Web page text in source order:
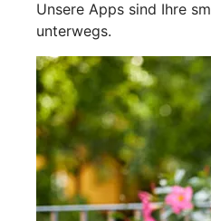
Unsere Apps sind Ihre
unterwegs.